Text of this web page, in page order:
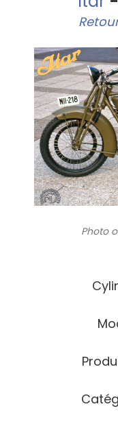
Photo